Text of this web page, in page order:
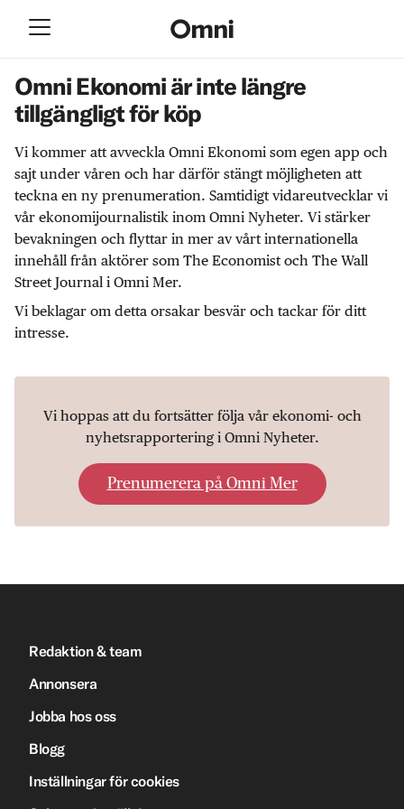
Omni Ekonomi är inte längre
tillgängligt för köp
Vi kommer att avveckla Omni Ekonomi som egen app och
sajt under våren och har därför stängt möjligheten att
teckna en ny prenumeration. Samtidigt vidareutvecklar vi
vår ekonomijournalistik inom Omni Nyheter. Vi stärker
bevakningen och flyttar in mer av vårt internationella
innehåll från aktörer som The Economist och The Wall
Street Journal i Omni Mer.
Vi beklagar om detta orsakar besvär och tackar för ditt
intresse.
Vi hoppas att du fortsätter följa vår ekonomi- och
nyhetsrapportering i Omni Nyheter.
Prenumerera på Omni Mer
Redaktion & team
Annonsera
Jobba hos oss
Blogg
Inställningar för cookies